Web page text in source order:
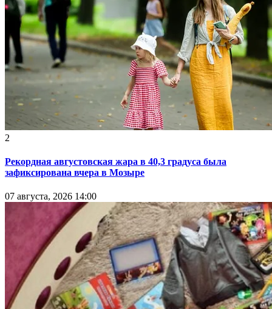
2
Рекордная августовская жара в 40,3 градуса была
зафиксирована вчера в Мозыре
07 августа, 2026 14:00